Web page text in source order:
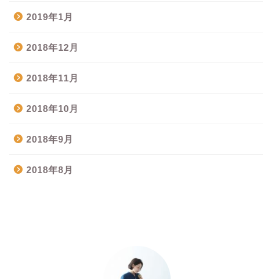
2019年1月
2018年12月
2018年11月
2018年10月
2018年9月
2018年8月